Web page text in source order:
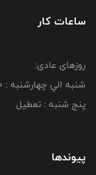
ساعات کار
روزهای عادی:
شنبه الي چهارشنبه : 00: 8 لغايت 16:00
پنج شنبه : تعطیل
پیوندها